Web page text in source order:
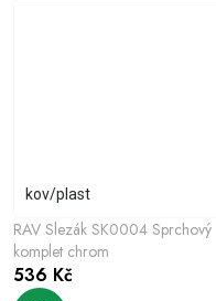
RAV Slezák SK0004 Sprchový
komplet chrom
kov/plast
536 Kč